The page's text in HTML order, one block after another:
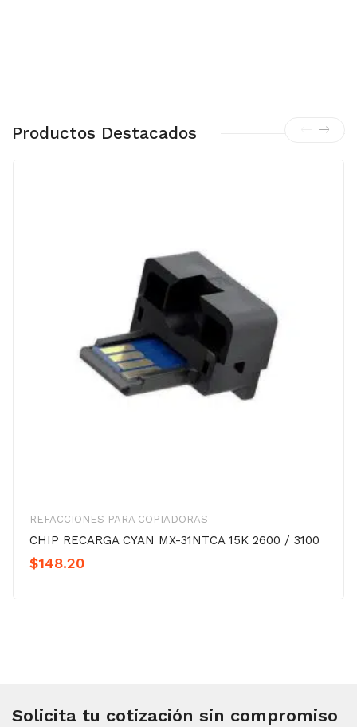
Productos Destacados
REFACCIONES PARA COPIADORAS
CHIP RECARGA CYAN MX-31NTCA 15K 2600 / 3100
$148.20
Solicita tu cotización sin compromiso